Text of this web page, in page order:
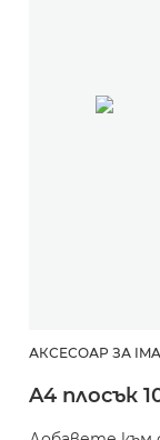
АКСЕСОАР ЗА
A4 плосък